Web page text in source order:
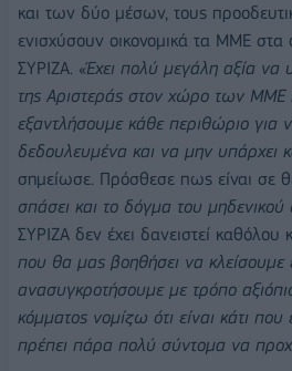
και των δύο μέσων, τους
ενισχύσουν οικονομικά τα ΜΜΕ στα
ΣΥΡΙΖΑ. «Έχει πολύ μεγάλη αξία
της Αριστεράς στον χώρο των ΜΜΕ
εξαντλήσουμε κάθε περιθώριο για
δεδουλευμένα και να μην υπάρχει
σημείωσε. Πρόσθεσε πως είναι σε
σπάσει και το δόγμα του μηδενικού
ΣΥΡΙΖΑ δεν έχει δανειστεί καθόλου
που θα μας βοηθήσει να κλείσουμε
ανασυγκροτήσουμε με τρόπο
κόμματος νομίζω ότι είναι κάτι
πρέπει πάρα πολύ σύντομα να